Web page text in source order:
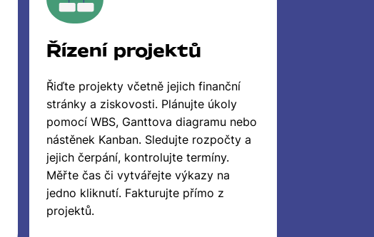
Řízení projektů
Řiďte projekty včetně jejich finanční
stránky a ziskovosti. Plánujte úkoly
pomocí WBS, Ganttova diagramu nebo
nástěnek Kanban. Sledujte rozpočty a
jejich čerpání, kontrolujte termíny.
Měřte čas či vytvářejte výkazy na
jedno kliknutí. Fakturujte přímo z
projektů.